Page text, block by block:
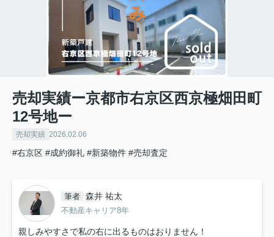
売却実績ー京都市右京区西京極畑田町
12号地ー
売却実績 2026.02.06
#右京区 #成約御礼 #新築物件 #売却査定
筆者 森井 祐太
不動産キャリア8年
親しみやすさで私の右に出るものはおりません！